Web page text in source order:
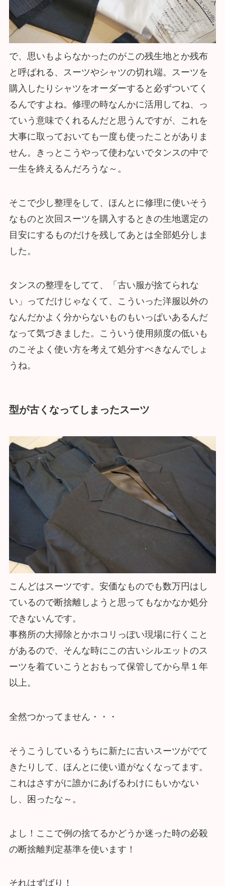
で、思いもよらなかったのがこの残生地とか残布
と呼ばれる、スーツやシャツの切れ端。スーツを
購入したりシャツをオーダーすると必ずついてく
るんですよね。修理の時なんかに活用してね、っ
ていう意味でくれるんだと思うんですが、これを
大事に取っておいても一度も使ったことがありま
せん。きっとこうやって使わないでタンスの中で
一生を終えるんだろうな～。
そこで少し整理をして、ほんとに修理に使いそう
なものと次回スーツを購入するときの生地選定の
目安にするものだけを残してあとは全部処分しま
した。
タンスの整理をしてて、「古い服が捨てられな
い」ってだけじゃなくて、こういった洋服以外の
なんだかよく分からないものもいっぱいあるんだ
なって気づきました。こういう使用頻度の低いも
のこそよく使い方を考えて処分すべきなんでしょ
うね。
型が古くなってしまったスーツ
こんどはスーツです。安価なものでも数万円はし
ているので断捨離しようと思ってもなかなか処分
できないんです。
事務所の大掃除とかホコリっぽい現場に行くこと
があるので、そんな時にこの古いシルエットのス
ーツを着ていこうとおもって保管してから早１年
以上。
全然つかってません・・・
そうこうしているうちに新たに古いスーツがでて
きたりして、ほんとに使い道がなくなってます。
これはさすがに誰かにあげるわけにもいかない
し、困ったな～。
よし！ここで例の捨てるかどうか迷った時の必殺
の断捨離判定基準を使います！
それはずばり！